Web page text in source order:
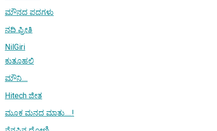
ಮೌನದ ಪದಗಳು
ನದಿ ಪ್ರೀತಿ
NilGiri
ಕುತೂಹಲಿ
ಮೌನಿ....
Hitech ಜೀತ
ಮೂಕ ಮನದ ಮಾತು.....!